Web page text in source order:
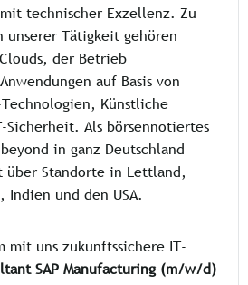
technischer Exzellenz. Zu
unserer Tätigkeit gehören
der Betrieb
auf Basis von
Künstliche
Sicherheit. Als börsennotiertes
in ganz Deutschland
über Standorte in Lettland,
Indien und den USA.
mit uns zukunftssichere IT-
SAP Manufacturing (m/w/d)